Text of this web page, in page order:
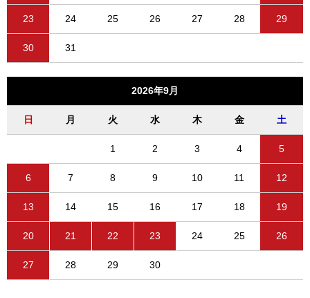
23 24 25 26 27 28 29
30 31
2026年9月
日 月 火 水 木 金 土
1 2 3 4 5
6 7 8 9 10 11 12
13 14 15 16 17 18 19
20 21 22 23 24 25 26
27 28 29 30